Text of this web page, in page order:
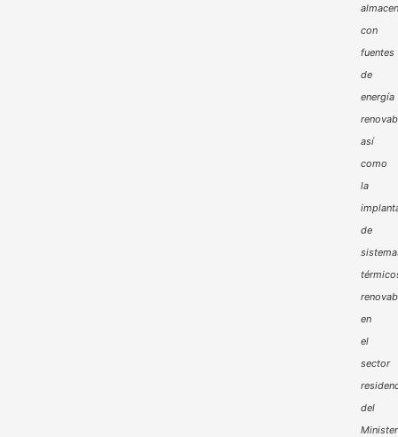
con
fuentes
de
energía
así
como
la
de
en
el
sector
del